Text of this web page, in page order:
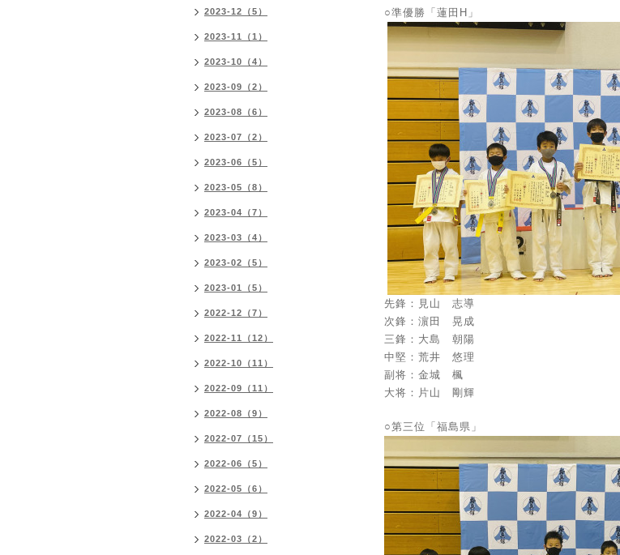
○準優勝「蓮田H」
先鋒：見山 志導
次鋒：濵田 晃成
三鋒：大島 朝陽
中堅：荒井 悠理
副将：金城 楓
大将：片山 剛輝
○第三位「福島県」
2023-12（5）
2023-11（1）
2023-10（4）
2023-09（2）
2023-08（6）
2023-07（2）
2023-06（5）
2023-05（8）
2023-04（7）
2023-03（4）
2023-02（5）
2023-01（5）
2022-12（7）
2022-11（12）
2022-10（11）
2022-09（11）
2022-08（9）
2022-07（15）
2022-06（5）
2022-05（6）
2022-04（9）
2022-03（2）